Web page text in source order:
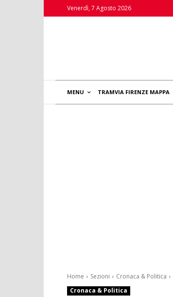
Venerdì, 7 Agosto 2026
MENU TRAMVIA FIRENZE MAPPA
Home Sezioni Cronaca & Politica
Cronaca & Politica